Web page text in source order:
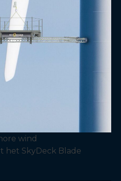
wind
het SkyDeck Blade